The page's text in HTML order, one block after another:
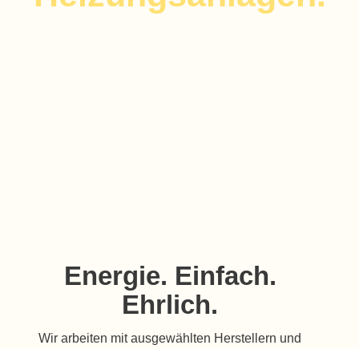
Energie. Einfach.
Ehrlich.
Wir arbeiten mit ausgewählten Herstellern und